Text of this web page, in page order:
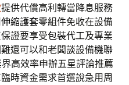
提供代償高利轉當降息服務
伸縮護套零組件免收在設備
證要享受包裝代工及專業
還可以和老闆談設備機聯
高效率申辦五星評論推薦
臨時資金需求首選說急用周